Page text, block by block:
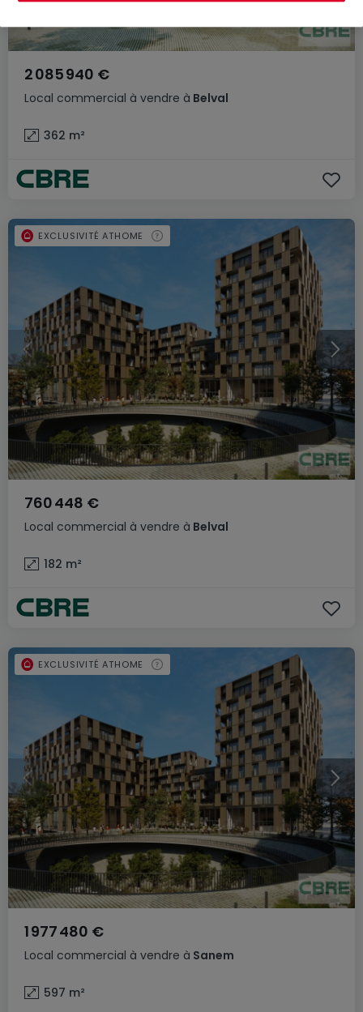
Local commercial à vendre à Belval
2 085 940 €
362 m²
Local commercial à vendre à Belval
760 448 €
182 m²
EXCLUSIVITÉ ATHOME
Local commercial à vendre à Sanem
1 977 480 €
597 m²
EXCLUSIVITÉ ATHOME